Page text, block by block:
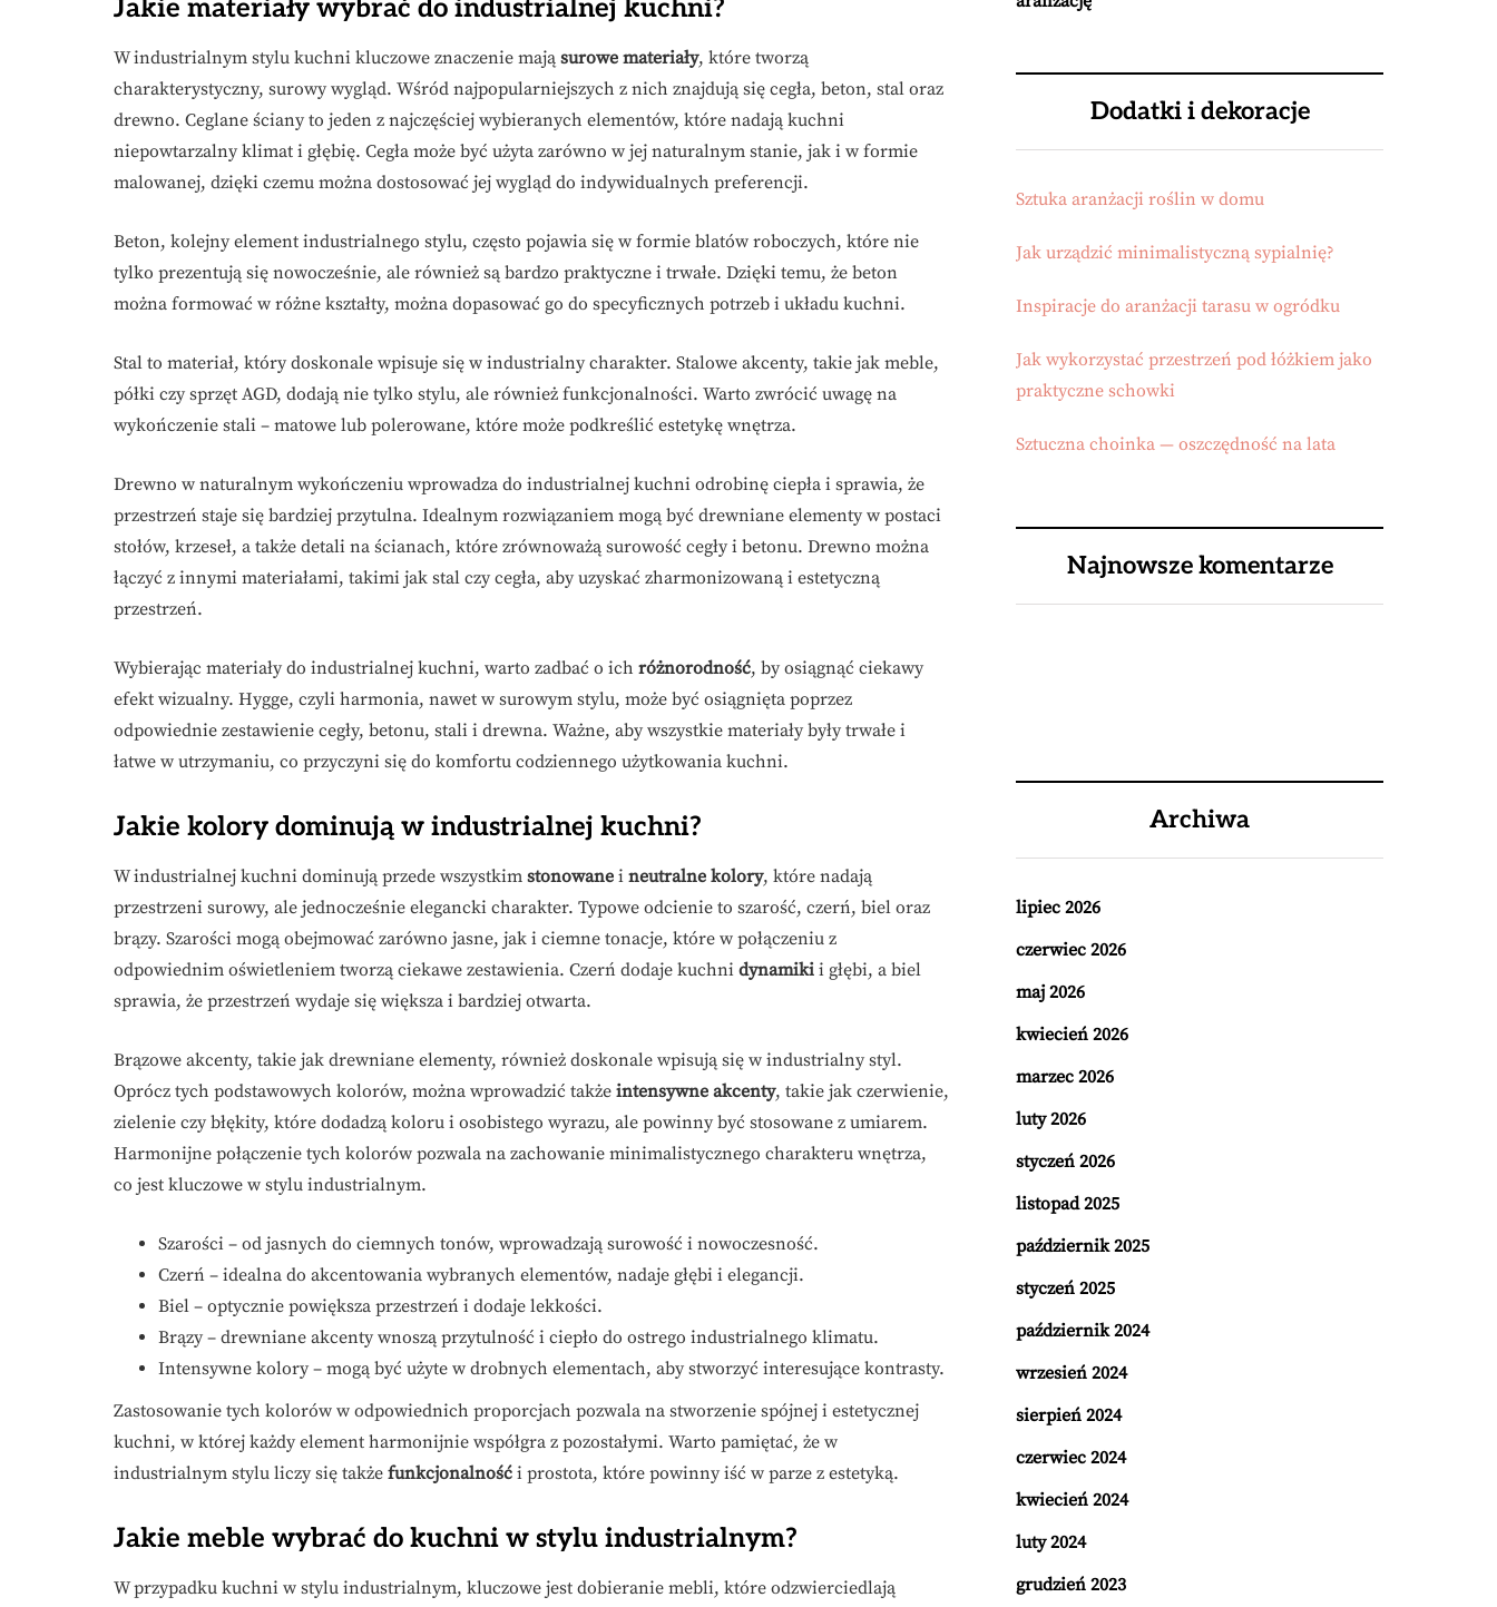
Jakie materiały wybrać do industrialnej kuchni?
W industrialnym stylu kuchni kluczowe znaczenie mają surowe materiały, które tworzą
charakterystyczny, surowy wygląd. Wśród najpopularniejszych z nich znajdują się cegła, beton, stal oraz
drewno. Ceglane ściany to jeden z najczęściej wybieranych elementów, które nadają kuchni
niepowtarzalny klimat i głębię. Cegła może być użyta zarówno w jej naturalnym stanie, jak i w formie
malowanej, dzięki czemu można dostosować jej wygląd do indywidualnych preferencji.
Beton, kolejny element industrialnego stylu, często pojawia się w formie blatów roboczych, które nie
tylko prezentują się nowocześnie, ale również są bardzo praktyczne i trwałe. Dzięki temu, że beton
można formować w różne kształty, można dopasować go do specyficznych potrzeb i układu kuchni.
Stal to materiał, który doskonale wpisuje się w industrialny charakter. Stalowe akcenty, takie jak meble,
półki czy sprzęt AGD, dodają nie tylko stylu, ale również funkcjonalności. Warto zwrócić uwagę na
wykończenie stali – matowe lub polerowane, które może podkreślić estetykę wnętrza.
Drewno w naturalnym wykończeniu wprowadza do industrialnej kuchni odrobinę ciepła i sprawia, że
przestrzeń staje się bardziej przytulna. Idealnym rozwiązaniem mogą być drewniane elementy w postaci
stołów, krzeseł, a także detali na ścianach, które zrównoważą surowość cegły i betonu. Drewno można
łączyć z innymi materiałami, takimi jak stal czy cegła, aby uzyskać zharmonizowaną i estetyczną
przestrzeń.
Wybierając materiały do industrialnej kuchni, warto zadbać o ich różnorodność, by osiągnąć ciekawy
efekt wizualny. Hygge, czyli harmonia, nawet w surowym stylu, może być osiągnięta poprzez
odpowiednie zestawienie cegły, betonu, stali i drewna. Ważne, aby wszystkie materiały były trwałe i
łatwe w utrzymaniu, co przyczyni się do komfortu codziennego użytkowania kuchni.
Jakie kolory dominują w industrialnej kuchni?
W industrialnej kuchni dominują przede wszystkim stonowane i neutralne kolory, które nadają
przestrzeni surowy, ale jednocześnie elegancki charakter. Typowe odcienie to szarość, czerń, biel oraz
brązy. Szarości mogą obejmować zarówno jasne, jak i ciemne tonacje, które w połączeniu z
odpowiednim oświetleniem tworzą ciekawe zestawienia. Czerń dodaje kuchni dynamiki i głębi, a biel
sprawia, że przestrzeń wydaje się większa i bardziej otwarta.
Brązowe akcenty, takie jak drewniane elementy, również doskonale wpisują się w industrialny styl.
Oprócz tych podstawowych kolorów, można wprowadzić także intensywne akcenty, takie jak czerwienie,
zielenie czy błękity, które dodadzą koloru i osobistego wyrazu, ale powinny być stosowane z umiarem.
Harmonijne połączenie tych kolorów pozwala na zachowanie minimalistycznego charakteru wnętrza,
co jest kluczowe w stylu industrialnym.
Szarości – od jasnych do ciemnych tonów, wprowadzają surowość i nowoczesność.
Czerń – idealna do akcentowania wybranych elementów, nadaje głębi i elegancji.
Biel – optycznie powiększa przestrzeń i dodaje lekkości.
Brązy – drewniane akcenty wnoszą przytulność i ciepło do ostrego industrialnego klimatu.
Intensywne kolory – mogą być użyte w drobnych elementach, aby stworzyć interesujące kontrasty.
Zastosowanie tych kolorów w odpowiednich proporcjach pozwala na stworzenie spójnej i estetycznej
kuchni, w której każdy element harmonijnie współgra z pozostałymi. Warto pamiętać, że w
industrialnym stylu liczy się także funkcjonalność i prostota, które powinny iść w parze z estetyką.
Jakie meble wybrać do kuchni w stylu industrialnym?
W przypadku kuchni w stylu industrialnym, kluczowe jest dobieranie mebli, które odzwierciedlają
Dodatki i dekoracje
Sztuka aranżacji roślin w domu
Jak urządzić minimalistyczną sypialnię?
Inspiracje do aranżacji tarasu w ogródku
Jak wykorzystać przestrzeń pod łóżkiem jako
praktyczne schowki
Sztuczna choinka — oszczędność na lata
Najnowsze komentarze
Archiwa
lipiec 2026
czerwiec 2026
maj 2026
kwiecień 2026
marzec 2026
luty 2026
styczeń 2026
listopad 2025
październik 2025
styczeń 2025
październik 2024
wrzesień 2024
sierpień 2024
czerwiec 2024
kwiecień 2024
luty 2024
grudzień 2023